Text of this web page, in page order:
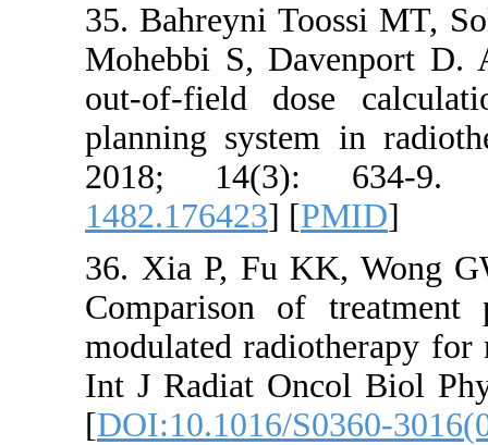
35.
Mohebbi
out-of-
planning
2018;
36. Xia P,
modulated
Int J
[